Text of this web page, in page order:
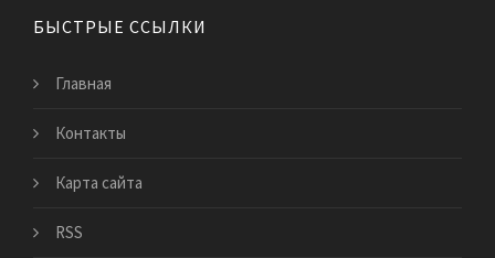
БЫСТРЫЕ ССЫЛКИ
Главная
Контакты
Карта сайта
RSS